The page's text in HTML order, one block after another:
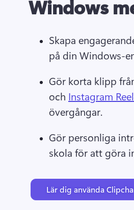
Windows
Skapa
på din Windows-
Gör korta klipp
och Instagram
övergångar.
Gör personliga
skola för att göra
Lär dig använda